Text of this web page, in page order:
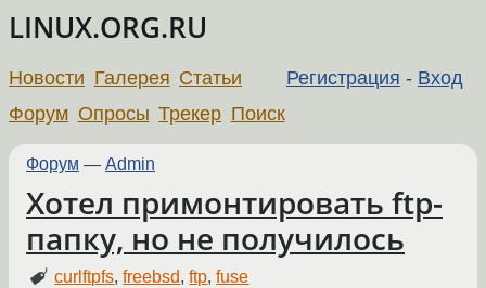
LINUX.ORG.RU
Регистрация - Вход
Новости Галерея Статьи
Форум Опросы Трекер Поиск
Форум — Admin
Хотел примонтировать ftp-
папку, но не получилось
curlftpfs,freebsd,ftp,fuse